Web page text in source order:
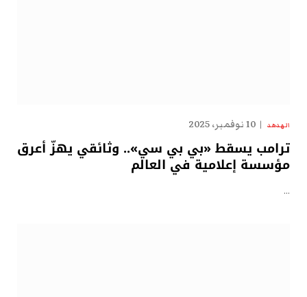
الهدهد 10 نوفمبر، 2025
ترامب يسقط «بي بي سي».. وثائقي يهزّ أعرق
مؤسسة إعلامية في العالم
…